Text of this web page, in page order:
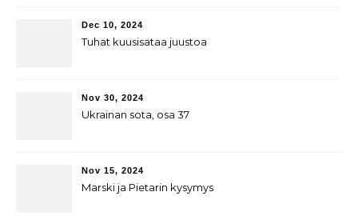
Dec 10, 2024
Tuhat kuusisataa juustoa
Nov 30, 2024
Ukrainan sota, osa 37
Nov 15, 2024
Marski ja Pietarin kysymys